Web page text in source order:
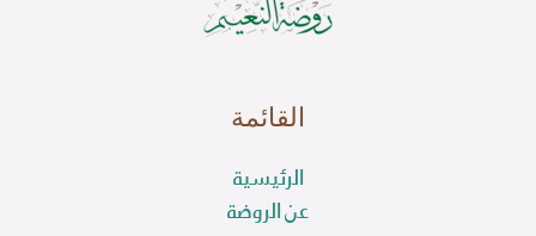
القائمة
الرئيسية
عن الروضة